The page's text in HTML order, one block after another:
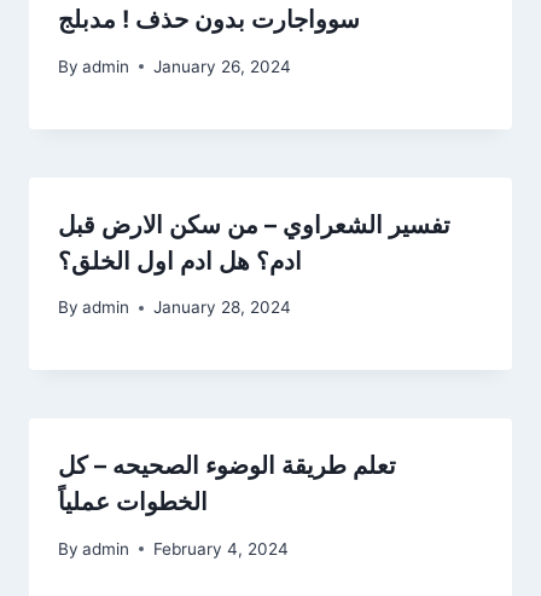
سوواجارت بدون حذف ! مدبلج
By admin January 26, 2024
تفسير الشعراوي – من سكن الارض قبل
ادم؟ هل ادم اول الخلق؟
By admin January 28, 2024
تعلم طريقة الوضوء الصحيحه – كل
الخطوات عملياً
By admin February 4, 2024